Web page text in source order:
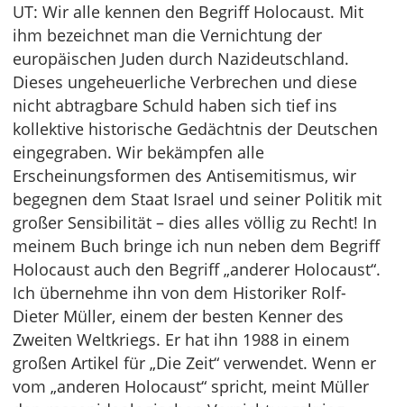
UT: Wir alle kennen den Begriff Holocaust. Mit
ihm bezeichnet man die Vernichtung der
europäischen Juden durch Nazideutschland.
Dieses ungeheuerliche Verbrechen und diese
nicht abtragbare Schuld haben sich tief ins
kollektive historische Gedächtnis der Deutschen
eingegraben. Wir bekämpfen alle
Erscheinungsformen des Antisemitismus, wir
begegnen dem Staat Israel und seiner Politik mit
großer Sensibilität – dies alles völlig zu Recht! In
meinem Buch bringe ich nun neben dem Begriff
Holocaust auch den Begriff „anderer Holocaust“.
Ich übernehme ihn von dem Historiker Rolf-
Dieter Müller, einem der besten Kenner des
Zweiten Weltkriegs. Er hat ihn 1988 in einem
großen Artikel für „Die Zeit“ verwendet. Wenn er
vom „anderen Holocaust“ spricht, meint Müller